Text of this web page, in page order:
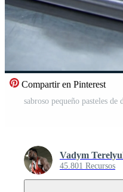
Compartir en Pinterest
Vadym
45.801 Recursos